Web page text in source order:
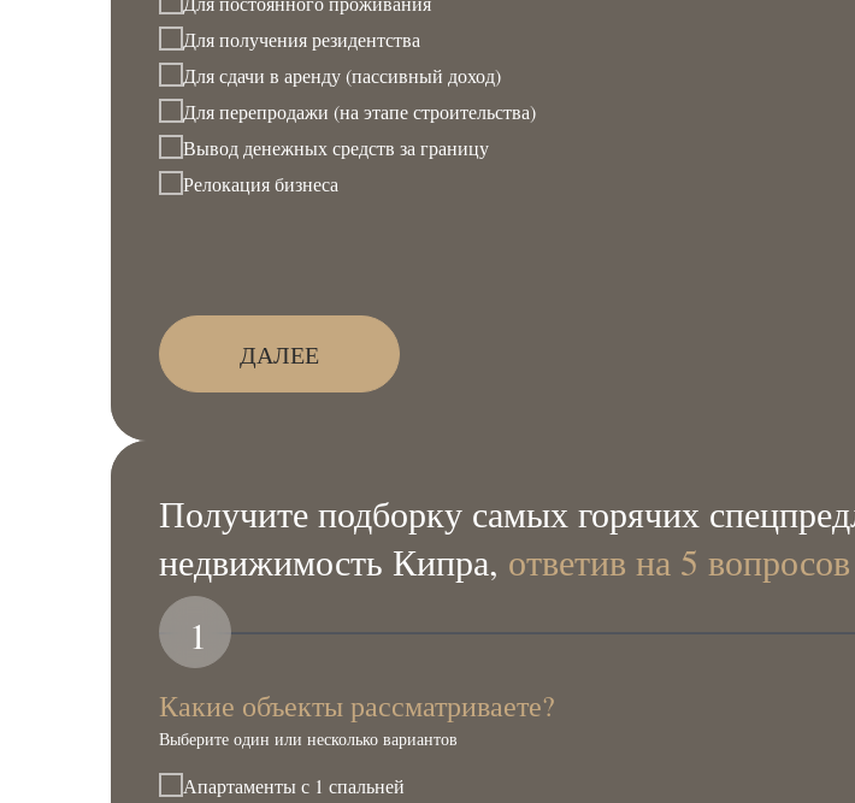
Для получения резидентства
Для сдачи в аренду (пассивный доход)
Для перепродажи (на этапе строительства)
Вывод денежных средств за границу
Релокация бизнеса
ДАЛЕЕ
Выберите один или несколько вариантов
Получите подборку самых горячих
недвижимость Кипра, ответив на 5 вопросов
Какие объекты рассматриваете?
Апартаменты с 1 спальней
1